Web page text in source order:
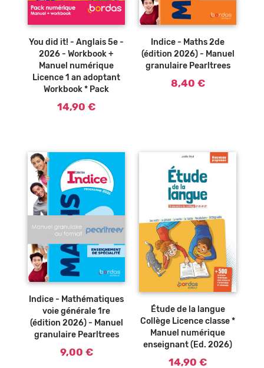
You did it! - Anglais 5e -
2026 - Workbook +
Manuel numérique
Licence 1 an adoptant
Workbook * Pack
14,90 €
Indice - Maths 2de
(édition 2026) - Manuel
granulaire Pearltrees
8,40 €
Indice - Mathématiques
voie générale 1re
(édition 2026) - Manuel
granulaire Pearltrees
9,00 €
Étude de la langue
Collège Licence classe *
Manuel numérique
enseignant (Ed. 2026)
14,90 €